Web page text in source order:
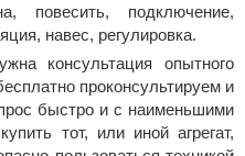
повесить, подключение,
навес, регулировка.
консультация опытного
проконсультируем и
быстро и с наименьшими
тот, или иной агрегат,